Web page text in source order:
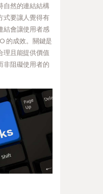
自然的連結結構
式要讓人覺得有
結會讓使用者感
的成效。關鍵是
理且能提供價值
非阻礙使用者的